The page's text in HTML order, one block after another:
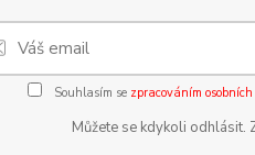
Souhlasím se zpracováním
Můžete se kdykoli odhlásit.